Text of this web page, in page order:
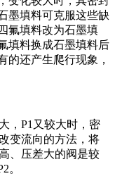
墨填料可克服这些缺
氟填料改为石墨填
填料换成石墨填料后
的还产生爬行现象，
，P1又较大时，密
变流向的方法，将
、压差大的阀是较
。